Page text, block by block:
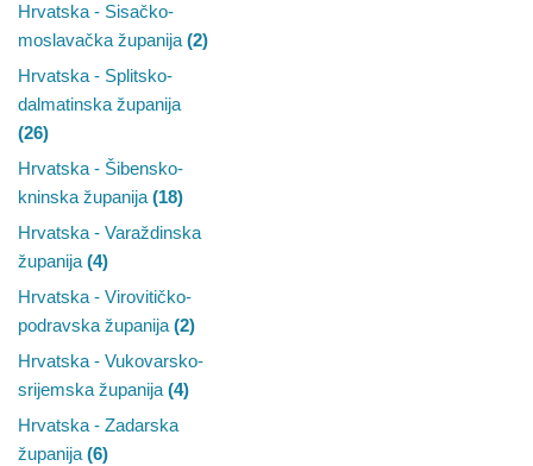
Hrvatska - Sisačko-
moslavačka županija (2)
Hrvatska - Splitsko-
dalmatinska županija
(26)
Hrvatska - Šibensko-
kninska županija (18)
Hrvatska - Varaždinska
županija (4)
Hrvatska - Virovitičko-
podravska županija (2)
Hrvatska - Vukovarsko-
srijemska županija (4)
Hrvatska - Zadarska
županija (6)